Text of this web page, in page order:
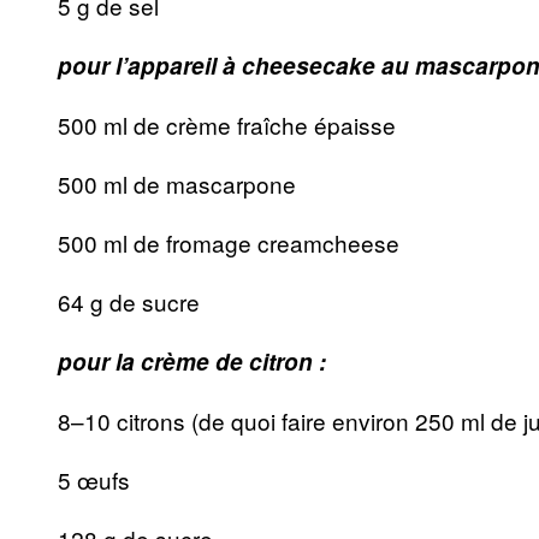
pour l’appareil à cheesecake au
500 ml de crème fraîche épaisse
500 ml de mascarpone
500 ml de fromage creamcheese
64 g de sucre
pour la crème de citron :
8–10 citrons (de quoi faire environ 250 ml de
5 œufs